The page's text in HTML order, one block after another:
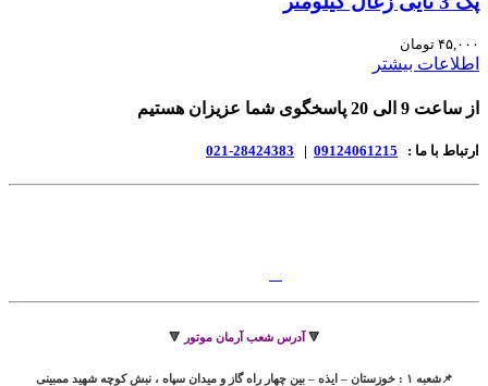
۴۵,۰۰۰ تومان
اطلاعات بیشتر
از ساعت 9 الی 20 پاسخگوی شما عزیزان هستیم
ارتباط با ما : 09124061215
|
28424383-021
🔻 آدرس شعب آرمان موتور 🔻
📌شعبه ۱ : خوزستان – ایذه – بین چهار راه گاز و میدان سپاه ، نبش کوچه شهید ممبینی